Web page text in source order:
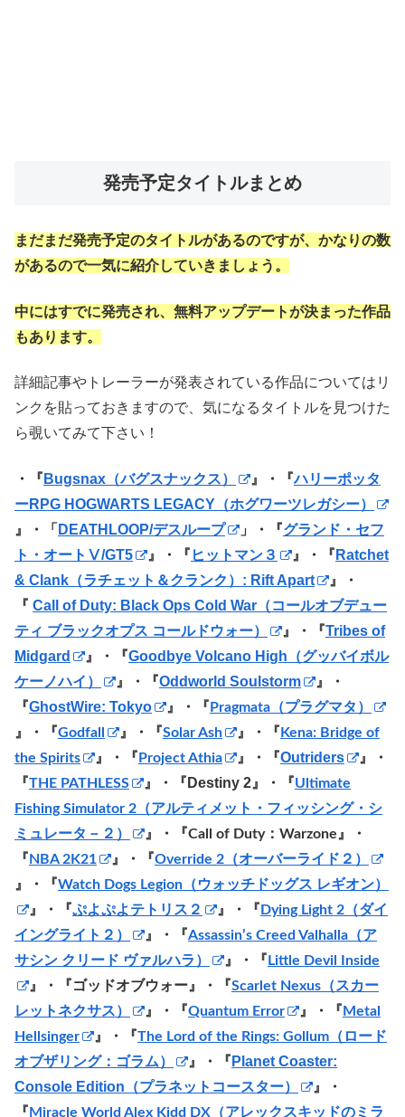
発売予定タイトルまとめ
まだまだ発売予定のタイトルがあるのですが、かなりの数
があるので一気に紹介していきましょう。
中にはすでに発売され、無料アップデートが決まった作品
もあります。
詳細記事やトレーラーが発表されている作品についてはリ
ンクを貼っておきますので、気になるタイトルを見つけた
ら覗いてみて下さい！
・『 Bugsnax（バグスナックス） 』・『ハリーポッタ
ーRPG HOGWARTS LEGACY（ホグワーツレガシー）
』・「 DEATHLOOP/デスループ 」・『グランド・セフ
ト・オートⅤ/GT5
』・『 ヒットマン３ 』・『 Ratchet
& Clank（ラチェット＆クランク）: Rift Apart
』・
『 Call of Duty: Black Ops Cold War（コールオブデュー
ティ ブラックオプス コールドウォー）
』・『Tribes of
Midgard
』・『Goodbye Volcano High（グッバイボル
ケーノハイ）
』・『Oddworld Soulstorm
』・
『GhostWire: Tokyo 』 ・『Pragmata（プラグマタ）
』
・『Godfall 』・『Solar Ash 』・『Kena: Bridge of
the Spirits
』・『Project Athia 』 ・『Outriders
』・
『THE PATHLESS 』・『 Destiny 2』・『Ultimate
Fishing Simulator 2（アルティメット・フィッシング・シ
ミュレータ－２）
』・『Call of Duty：Warzone』・
『NBA 2K21 』・『Override 2（オーバーライド２）
』・『Watch Dogs Legion（ウォッチドッグス レギオン）
』・『ぷよぷよテトリス２ 』・『Dying Light 2（ダイ
イングライト２）
』・『Assassin’s Creed Valhalla（ア
サシン クリード ヴァルハラ）
』・『Little Devil Inside
』・『ゴッドオブウォー』・『Scarlet Nexus（スカー
レットネクサス）
』・『Quantum Error 』・『Metal
Hellsinger
』・『The Lord of the Rings: Gollum（ロード
オブザリング：ゴラム）
』 ・『 Planet Coaster:
Console Edition（プラネットコースター）
』・
『Miracle World Alex Kidd DX（アレックスキッドのミラ